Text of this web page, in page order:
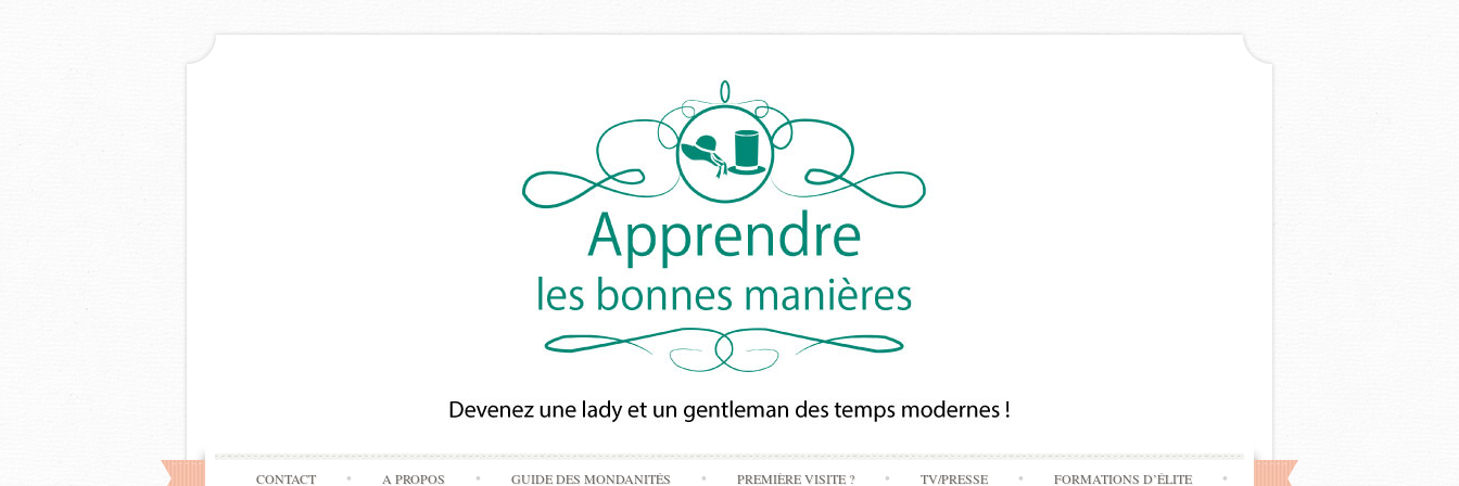
Skip
CONTACT A PROPOS GUIDE DES MONDANITÉS PREMIÈRE VISITE ? TV/PRESSE FORMATIONS D’ÉLITE